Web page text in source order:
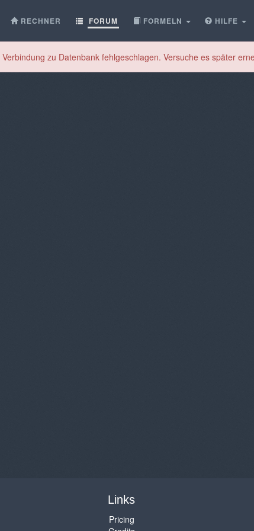
RECHNER FORUM FORMELN HILFE
Verbindung zu Datenbank fehlgeschlagen. Versuche es später
Links
Pricing